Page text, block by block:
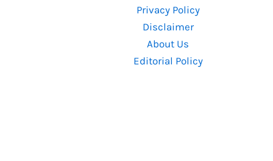
Privacy Policy
Disclaimer
About Us
Editorial Policy